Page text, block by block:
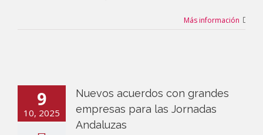
Más información
9
10, 2025
Nuevos acuerdos con grandes
empresas para las Jornadas
Andaluzas